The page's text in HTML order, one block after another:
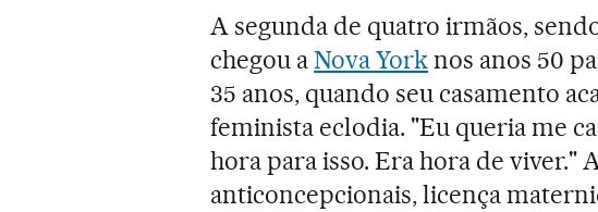
A segunda de quatro irmãos,
chegou aNova Yorknos anos 50
35 anos, quando seu casamento
feminista eclodia. "Eu queria me
hora para isso. Era hora de viver."
anticoncepcionais, licença